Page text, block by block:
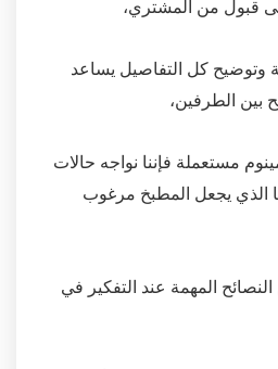
قبول من المشتري،
وتوضيح كل التفاصيل يساعد
بين الطرفين،
مستعملة فإننا نواجه حالات
الذي يجعل المطبخ مرغوب
المهمة عند التفكير في